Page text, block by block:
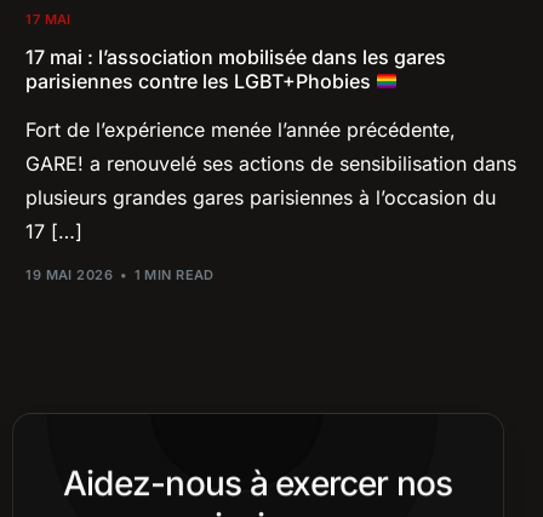
17 MAI
17 mai : l’association mobilisée dans les gares
parisiennes contre les LGBT+Phobies
Fort de l’expérience menée l’année précédente,
GARE! a renouvelé ses actions de sensibilisation dans
plusieurs grandes gares parisiennes à l’occasion du
17 […]
19 MAI 2026 1 MIN READ
Aidez-nous à exercer nos